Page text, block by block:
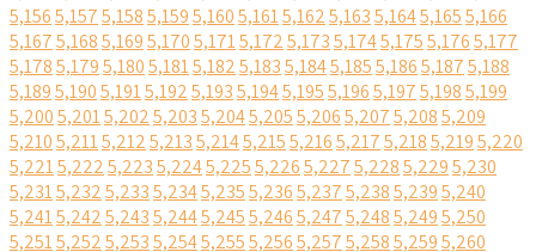
5,1565,1575,1585,1595,1605,1615,1625,1635,1645,1655,166
5,1675,1685,1695,1705,1715,1725,1735,1745,1755,1765,177
5,1785,1795,1805,1815,1825,1835,1845,1855,1865,1875,188
5,1895,1905,1915,1925,1935,1945,1955,1965,1975,1985,199
5,2005,2015,2025,2035,2045,2055,2065,2075,2085,209
5,2105,2115,2125,2135,2145,2155,2165,2175,2185,2195,220
5,2215,2225,2235,2245,2255,2265,2275,2285,2295,230
5,2315,2325,2335,2345,2355,2365,2375,2385,2395,240
5,2415,2425,2435,2445,2455,2465,2475,2485,2495,250
5,2515,2525,2535,2545,2555,2565,2575,2585,2595,260